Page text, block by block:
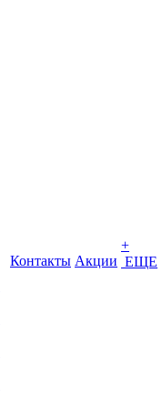
Контакты Акции
+
ЕЩЕ